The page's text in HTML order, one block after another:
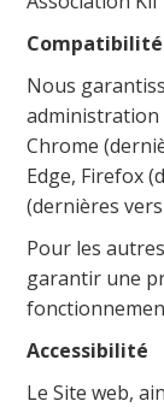
Nous
administration
Chrome
Edge, Firefox
(dernières
Pour les
garantir une
Accessibilité
Le Site web,